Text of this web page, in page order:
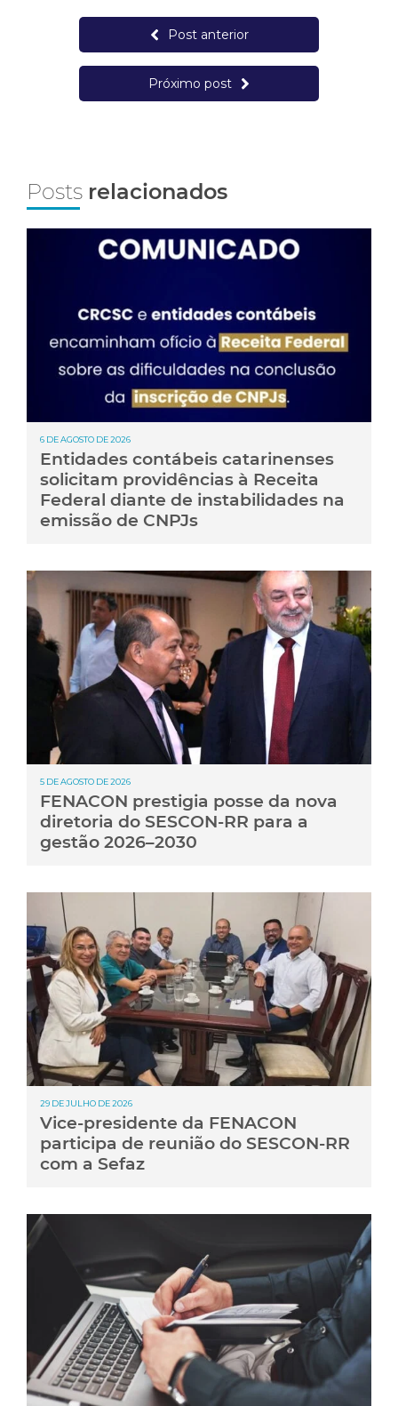
Post anterior
Próximo post
Posts relacionados
6 DE AGOSTO DE 2026
Entidades contábeis catarinenses
solicitam providências à Receita
Federal diante de instabilidades na
emissão de CNPJs
5 DE AGOSTO DE 2026
FENACON prestigia posse da nova
diretoria do SESCON-RR para a
gestão 2026–2030
29 DE JULHO DE 2026
Vice-presidente da FENACON
participa de reunião do SESCON-RR
com a Sefaz